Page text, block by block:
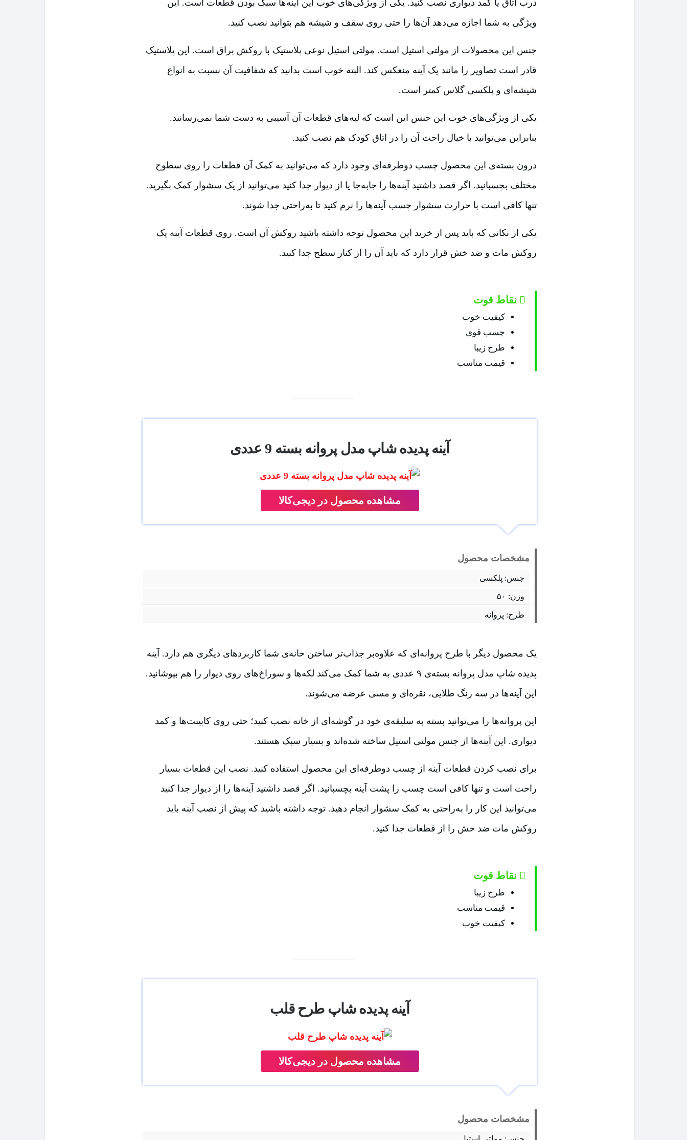
درب اتاق یا کمد دیواری نصب کنید. یکی از ویژگی‌های خوب این آینه‌ها سبک بودن قطعات است. این
ویژگی به شما اجازه می‌دهد آن‌ها را حتی روی سقف و شیشه هم بتوانید نصب کنید.
جنس این محصولات از مولتی استیل است. مولتی استیل نوعی پلاستیک با روکش براق است. این پلاستیک
قادر است تصاویر را مانند یک آینه منعکس کند. البته خوب است بدانید که شفافیت آن نسبت به انواع
شیشه‌ای و پلکسی‌ گلاس کمتر است.
یکی از ویژگی‌های خوب این جنس این است که لبه‌های قطعات آن آسیبی به دست شما نمی‌رسانند.
بنابراین می‌توانید با خیال راحت آن را در اتاق کودک هم نصب کنید.
درون بسته‌ی این محصول چسب دوطرفه‌ای وجود دارد که می‌توانید به کمک آن قطعات را روی سطوح
مختلف بچسبانید. اگر قصد داشتید آینه‌ها را جابه‌جا یا از دیوار جدا کنید می‌توانید از یک سشوار کمک بگیرید.
تنها کافی است با حرارت سشوار چسب آینه‌ها را نرم کنید تا به‌راحتی جدا شوند.
یکی از نکاتی که باید پس از خرید این محصول توجه داشته باشید روکش آن است. روی قطعات آینه یک
روکش مات و ضد خش قرار دارد که باید آن را از کنار سطح جدا کنید.
نقاط قوت
کیفیت خوب
چسب قوی
طرح زیبا
قیمت مناسب
آینه پدیده شاپ مدل پروانه بسته 9 عددی
مشاهده محصول در دیجی‌کالا
مشخصات محصول
جنس: پلکسی
وزن: ۵۰
طرح: پروانه
یک محصول دیگر با طرح پروانه‌ای که علاو‌ه‌بر جذاب‌تر ساختن خانه‌ی شما کاربردهای دیگری هم دارد. آینه
پدیده شاپ مدل پروانه بسته‌ی ۹ عددی به شما کمک می‌کند لکه‌ها و سوراخ‌های روی دیوار را هم بپوشانید.
این آینه‌ها در سه رنگ طلایی، نقره‌ای و مسی عرضه می‌شوند.
این پروانه‌ها را می‌توانید بسته به سلیقه‌ی خود در گوشه‌ای از خانه نصب کنید؛ حتی روی کابینت‌ها و کمد
دیواری. این آینه‌ها از جنس مولتی استیل ساخته شده‌اند و بسیار سبک هستند.
برای نصب کردن قطعات آینه از چسب دوطرفه‌ای این محصول استفاده کنید. نصب این قطعات بسیار
راحت است و تنها کافی است چسب را پشت آینه بچسبانید. اگر قصد داشتید آینه‌ها را از دیوار جدا کنید
می‌توانید این کار را به‌راحتی به‌ کمک سشوار انجام دهید. توجه داشته باشید که پیش از نصب آینه باید
روکش مات ضد خش را از قطعات جدا کنید.
نقاط قوت
طرح زیبا
قیمت مناسب
کیفیت خوب
آینه پدیده شاپ طرح قلب
مشاهده محصول در دیجی‌کالا
مشخصات محصول